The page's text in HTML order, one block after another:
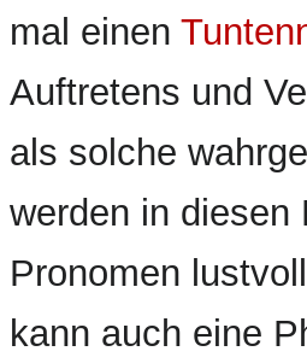
mal einen
Auftretens und
als solche
werden in diesen
Pronomen
kann auch eine